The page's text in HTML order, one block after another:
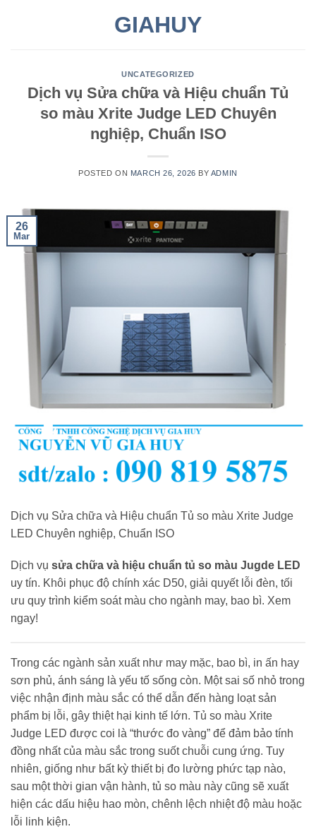
GIAHUY
UNCATEGORIZED
Dịch vụ Sửa chữa và Hiệu chuẩn Tủ
so màu Xrite Judge LED Chuyên
nghiệp, Chuẩn ISO
POSTED ON MARCH 26, 2026 BY ADMIN
26
Mar
Dịch vụ Sửa chữa và Hiệu chuẩn Tủ so màu Xrite Judge
LED Chuyên nghiệp, Chuẩn ISO
Dịch vụ sửa chữa và hiệu chuẩn tủ so màu Jugde LED
uy tín. Khôi phục độ chính xác D50, giải quyết lỗi đèn, tối
ưu quy trình kiểm soát màu cho ngành may, bao bì. Xem
ngay!
Trong các ngành sản xuất như may mặc, bao bì, in ấn hay
sơn phủ, ánh sáng là yếu tố sống còn. Một sai số nhỏ trong
việc nhận định màu sắc có thể dẫn đến hàng loạt sản
phẩm bị lỗi, gây thiệt hại kinh tế lớn. Tủ so màu Xrite
Judge LED được coi là “thước đo vàng” để đảm bảo tính
đồng nhất của màu sắc trong suốt chuỗi cung ứng. Tuy
nhiên, giống như bất kỳ thiết bị đo lường phức tạp nào,
sau một thời gian vận hành, tủ so màu này cũng sẽ xuất
hiện các dấu hiệu hao mòn, chênh lệch nhiệt độ màu hoặc
lỗi linh kiện.